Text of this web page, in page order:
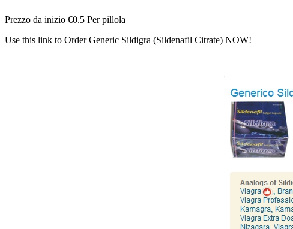
Prezzo da inizio €0.5 Per pillola
Use this link to Order Generic Sildigra (Sildenafil Citrate) NOW!